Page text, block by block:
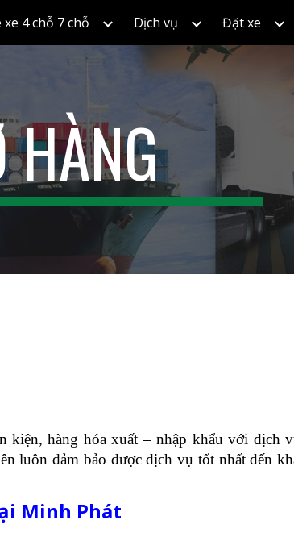
Skip to navigation
4 chỗ 7 chỗ Dịch vụ Đặt xe
HÀNG
kiện, hàng hóa xuất – nhập khẩu với dịch
luôn đảm bảo được dịch vụ tốt nhất đến
Minh Phát